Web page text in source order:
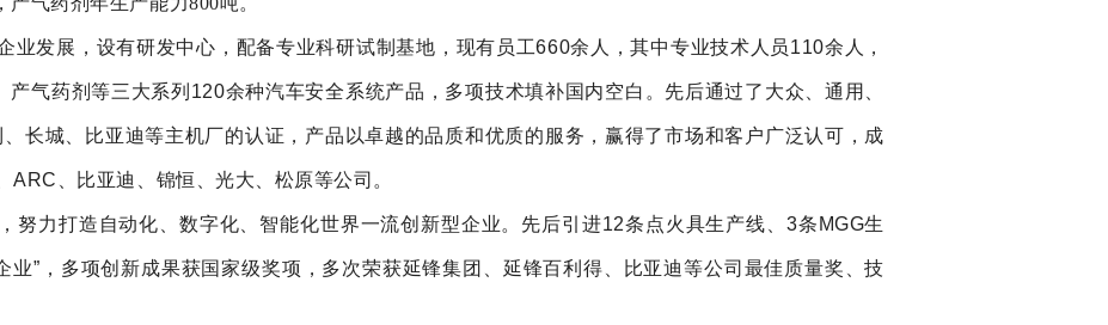
业发展，设有研发中心，配备专业科研试制基地，现有员工660余人，其中专业技术人员110余人，
产气药剂等三大系列120余种汽车安全系统产品，多项技术填补国内空白。先后通过了大众、通用、
长城、比亚迪等主机厂的认证，产品以卓越的品质和优质的服务，赢得了市场和客户广泛认可， 成
ARC、比亚迪、锦恒、光大、松原等公司。
努力打造自动化、数字化、智能化世界一流创新型企业。先后引进12条点火具生产线、3条MGG生
业”，多项创新成果获国家级奖项，多次荣获延锋集团、延锋百利得、比亚迪等公司最佳质量奖、技